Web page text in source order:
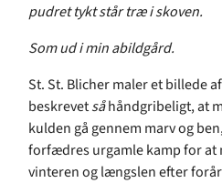
pudret tykt står træ i skoven.
Som ud i min abildgård.
St. St. Blicher maler et billede
beskrevetsåhåndgribeligt, at
kulden gå gennem marv og
forfædres urgamle kamp for at
vinteren og længslen efter